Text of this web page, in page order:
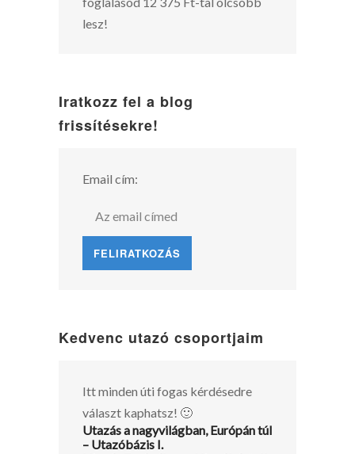
lesz!
Iratkozz fel a blog
frissítésekre!
Email cím:
Kedvenc utazó csoportjaim
Itt minden úti fogas kérdésedre
választ kaphatsz! 🙂
Utazás a nagyvilágban, Európán túl
– Utazóbázis I.